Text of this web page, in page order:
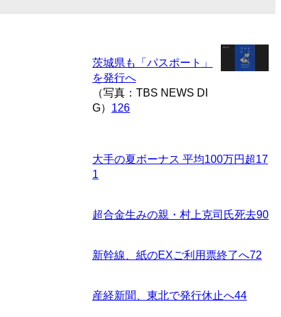
茨城県も「パスポート」
を発行へ
（写真：TBS NEWS DI
G） 126
大手の夏ボーナス 平均100万円超17
1
超合金生みの親・村上克司氏死去90
新幹線、紙のEXご利用票終了へ72
産経新聞、東北で発行休止へ44